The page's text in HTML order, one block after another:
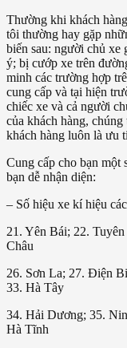
Thường khi khách
tôi thường hay gặp
biến sau: người chủ xe
ý; bị cướp xe trên
minh các trường hợp
cung cấp và tại hiện
chiếc xe và cả người
của khách hàng,
khách hàng luôn là ưu
Cung cấp cho bạn một
bạn dễ nhận diện:
– Số hiệu xe kí hiệu
21. Yên Bái; 22.
Châu
26. Sơn La; 27. Điện
33. Hà Tây
34. Hải Dương; 35.
Hà Tĩnh